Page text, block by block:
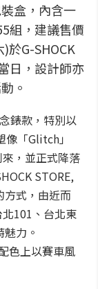
盒，內含一
組，建議售價
於G-SHOCK
日，設計師亦
。
錶款，特別以
「Glitch」
，並正式降落
STORE,
方式，由近而
101、台北東
力。